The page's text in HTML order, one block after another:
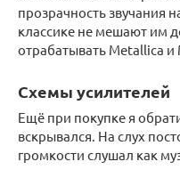
прозрачность звучания
классике не мешают им
отрабатывать Metallica и
Схемы усилителей
Ещё при покупке я
вскрывался. На слух
громкости слушал как